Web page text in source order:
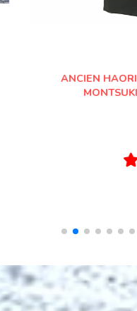
HAORI KIMONO/